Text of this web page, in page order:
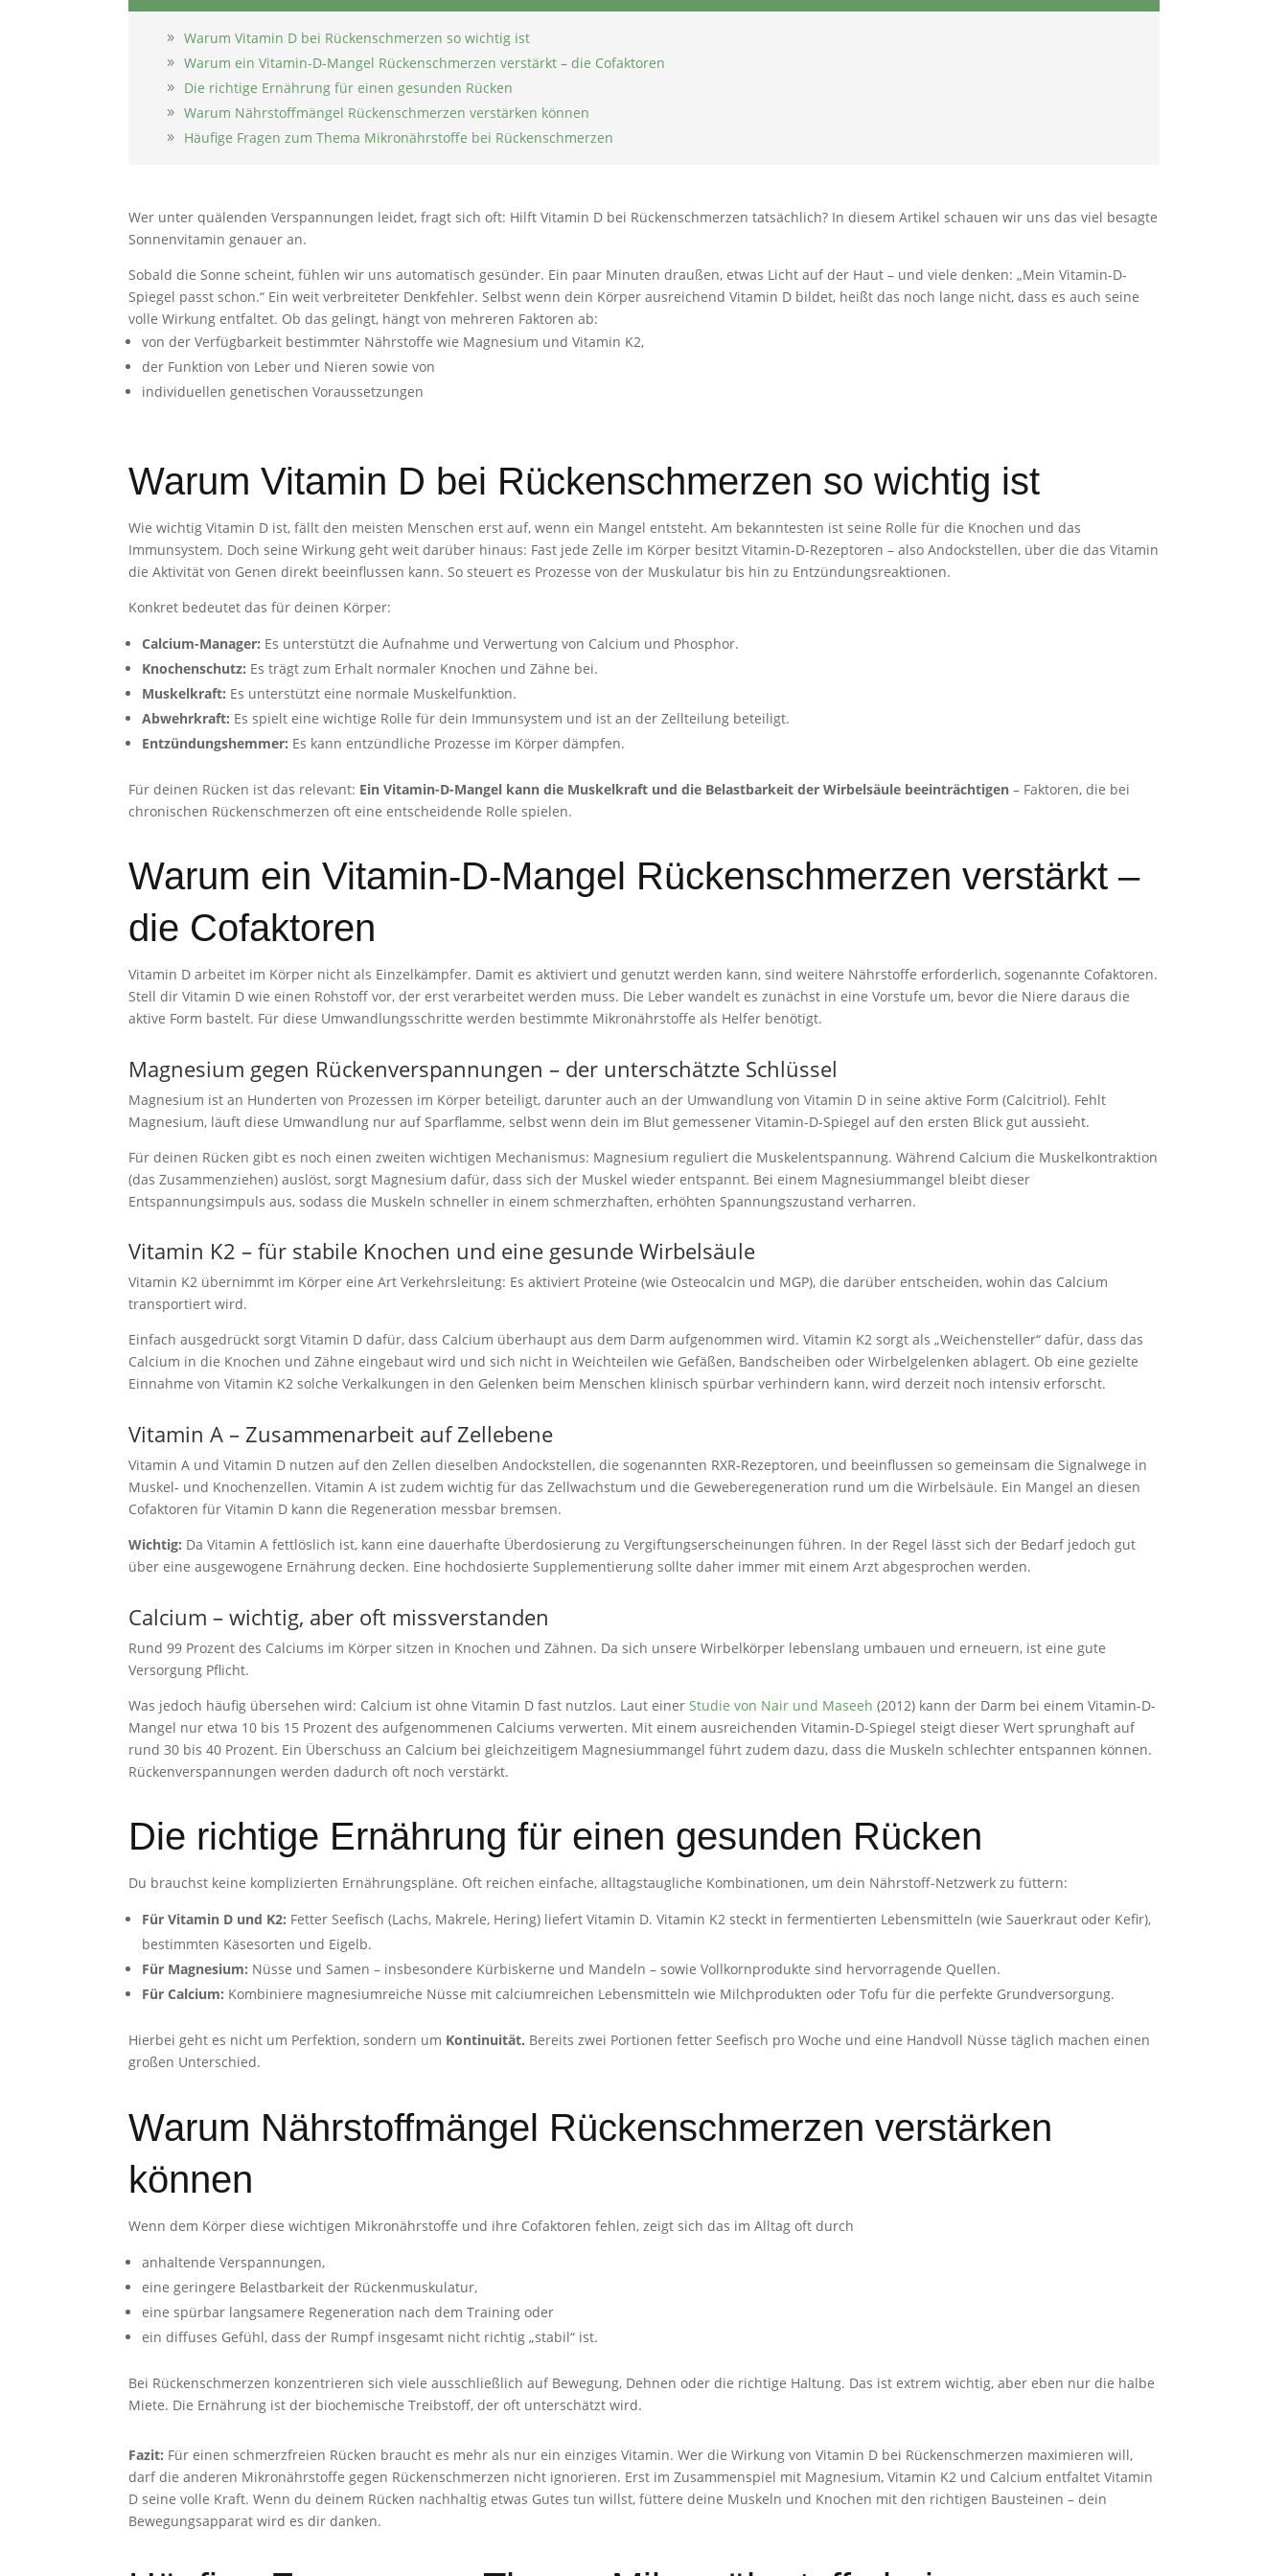
Warum Vitamin D bei Rückenschmerzen so wichtig ist
Warum ein Vitamin-D-Mangel Rückenschmerzen verstärkt – die Cofaktoren
Die richtige Ernährung für einen gesunden Rücken
Warum Nährstoffmängel Rückenschmerzen verstärken können
Häufige Fragen zum Thema Mikronährstoffe bei Rückenschmerzen
Wer unter quälenden Verspannungen leidet, fragt sich oft: Hilft Vitamin D bei Rückenschmerzen tatsächlich? In diesem Artikel schauen wir uns das viel besagte
Sonnenvitamin genauer an.
Sobald die Sonne scheint, fühlen wir uns automatisch gesünder. Ein paar Minuten draußen, etwas Licht auf der Haut – und viele denken: „Mein Vitamin-D-
Spiegel passt schon.“ Ein weit verbreiteter Denkfehler. Selbst wenn dein Körper ausreichend Vitamin D bildet, heißt das noch lange nicht, dass es auch seine
volle Wirkung entfaltet. Ob das gelingt, hängt von mehreren Faktoren ab:
von der Verfügbarkeit bestimmter Nährstoffe wie Magnesium und Vitamin K2,
der Funktion von Leber und Nieren sowie von
individuellen genetischen Voraussetzungen
Warum Vitamin D bei Rückenschmerzen so wichtig ist
Wie wichtig Vitamin D ist, fällt den meisten Menschen erst auf, wenn ein Mangel entsteht. Am bekanntesten ist seine Rolle für die Knochen und das
Immunsystem. Doch seine Wirkung geht weit darüber hinaus: Fast jede Zelle im Körper besitzt Vitamin-D-Rezeptoren – also Andockstellen, über die das Vitamin
die Aktivität von Genen direkt beeinflussen kann. So steuert es Prozesse von der Muskulatur bis hin zu Entzündungsreaktionen.
Konkret bedeutet das für deinen Körper:
Calcium-Manager: Es unterstützt die Aufnahme und Verwertung von Calcium und Phosphor.
Knochenschutz: Es trägt zum Erhalt normaler Knochen und Zähne bei.
Muskelkraft: Es unterstützt eine normale Muskelfunktion.
Abwehrkraft: Es spielt eine wichtige Rolle für dein Immunsystem und ist an der Zellteilung beteiligt.
Entzündungshemmer: Es kann entzündliche Prozesse im Körper dämpfen.
Für deinen Rücken ist das relevant: Ein Vitamin-D-Mangel kann die Muskelkraft und die Belastbarkeit der Wirbelsäule beeinträchtigen – Faktoren, die bei
chronischen Rückenschmerzen oft eine entscheidende Rolle spielen.
Warum ein Vitamin-D-Mangel Rückenschmerzen verstärkt –
die Cofaktoren
Vitamin D arbeitet im Körper nicht als Einzelkämpfer. Damit es aktiviert und genutzt werden kann, sind weitere Nährstoffe erforderlich, sogenannte Cofaktoren.
Stell dir Vitamin D wie einen Rohstoff vor, der erst verarbeitet werden muss. Die Leber wandelt es zunächst in eine Vorstufe um, bevor die Niere daraus die
aktive Form bastelt. Für diese Umwandlungsschritte werden bestimmte Mikronährstoffe als Helfer benötigt.
Magnesium gegen Rückenverspannungen – der unterschätzte Schlüssel
Magnesium ist an Hunderten von Prozessen im Körper beteiligt, darunter auch an der Umwandlung von Vitamin D in seine aktive Form (Calcitriol). Fehlt
Magnesium, läuft diese Umwandlung nur auf Sparflamme, selbst wenn dein im Blut gemessener Vitamin-D-Spiegel auf den ersten Blick gut aussieht.
Für deinen Rücken gibt es noch einen zweiten wichtigen Mechanismus: Magnesium reguliert die Muskelentspannung. Während Calcium die Muskelkontraktion
(das Zusammenziehen) auslöst, sorgt Magnesium dafür, dass sich der Muskel wieder entspannt. Bei einem Magnesiummangel bleibt dieser
Entspannungsimpuls aus, sodass die Muskeln schneller in einem schmerzhaften, erhöhten Spannungszustand verharren.
Vitamin K2 – für stabile Knochen und eine gesunde Wirbelsäule
Vitamin K2 übernimmt im Körper eine Art Verkehrsleitung: Es aktiviert Proteine (wie Osteocalcin und MGP), die darüber entscheiden, wohin das Calcium
transportiert wird.
Einfach ausgedrückt sorgt Vitamin D dafür, dass Calcium überhaupt aus dem Darm aufgenommen wird. Vitamin K2 sorgt als „Weichensteller“ dafür, dass das
Calcium in die Knochen und Zähne eingebaut wird und sich nicht in Weichteilen wie Gefäßen, Bandscheiben oder Wirbelgelenken ablagert. Ob eine gezielte
Einnahme von Vitamin K2 solche Verkalkungen in den Gelenken beim Menschen klinisch spürbar verhindern kann, wird derzeit noch intensiv erforscht.
Vitamin A – Zusammenarbeit auf Zellebene
Vitamin A und Vitamin D nutzen auf den Zellen dieselben Andockstellen, die sogenannten RXR-Rezeptoren, und beeinflussen so gemeinsam die Signalwege in
Muskel- und Knochenzellen. Vitamin A ist zudem wichtig für das Zellwachstum und die Geweberegeneration rund um die Wirbelsäule. Ein Mangel an diesen
Cofaktoren für Vitamin D kann die Regeneration messbar bremsen.
Wichtig: Da Vitamin A fettlöslich ist, kann eine dauerhafte Überdosierung zu Vergiftungserscheinungen führen. In der Regel lässt sich der Bedarf jedoch gut
über eine ausgewogene Ernährung decken. Eine hochdosierte Supplementierung sollte daher immer mit einem Arzt abgesprochen werden.
Calcium – wichtig, aber oft missverstanden
Rund 99 Prozent des Calciums im Körper sitzen in Knochen und Zähnen. Da sich unsere Wirbelkörper lebenslang umbauen und erneuern, ist eine gute
Versorgung Pflicht.
Was jedoch häufig übersehen wird: Calcium ist ohne Vitamin D fast nutzlos. Laut einer Studie von Nair und Maseeh (2012) kann der Darm bei einem Vitamin-D-
Mangel nur etwa 10 bis 15 Prozent des aufgenommenen Calciums verwerten. Mit einem ausreichenden Vitamin-D-Spiegel steigt dieser Wert sprunghaft auf
rund 30 bis 40 Prozent. Ein Überschuss an Calcium bei gleichzeitigem Magnesiummangel führt zudem dazu, dass die Muskeln schlechter entspannen können.
Rückenverspannungen werden dadurch oft noch verstärkt.
Die richtige Ernährung für einen gesunden Rücken
Du brauchst keine komplizierten Ernährungspläne. Oft reichen einfache, alltagstaugliche Kombinationen, um dein Nährstoff-Netzwerk zu füttern:
Für Vitamin D und K2: Fetter Seefisch (Lachs, Makrele, Hering) liefert Vitamin D. Vitamin K2 steckt in fermentierten Lebensmitteln (wie Sauerkraut oder Kefir),
bestimmten Käsesorten und Eigelb.
Für Magnesium: Nüsse und Samen – insbesondere Kürbiskerne und Mandeln – sowie Vollkornprodukte sind hervorragende Quellen.
Für Calcium: Kombiniere magnesiumreiche Nüsse mit calciumreichen Lebensmitteln wie Milchprodukten oder Tofu für die perfekte Grundversorgung.
Hierbei geht es nicht um Perfektion, sondern um Kontinuität. Bereits zwei Portionen fetter Seefisch pro Woche und eine Handvoll Nüsse täglich machen einen
großen Unterschied.
Warum Nährstoffmängel Rückenschmerzen verstärken
können
Wenn dem Körper diese wichtigen Mikronährstoffe und ihre Cofaktoren fehlen, zeigt sich das im Alltag oft durch
anhaltende Verspannungen,
eine geringere Belastbarkeit der Rückenmuskulatur,
eine spürbar langsamere Regeneration nach dem Training oder
ein diffuses Gefühl, dass der Rumpf insgesamt nicht richtig „stabil“ ist.
Bei Rückenschmerzen konzentrieren sich viele ausschließlich auf Bewegung, Dehnen oder die richtige Haltung. Das ist extrem wichtig, aber eben nur die halbe
Miete. Die Ernährung ist der biochemische Treibstoff, der oft unterschätzt wird.
Fazit: Für einen schmerzfreien Rücken braucht es mehr als nur ein einziges Vitamin. Wer die Wirkung von Vitamin D bei Rückenschmerzen maximieren will,
darf die anderen Mikronährstoffe gegen Rückenschmerzen nicht ignorieren. Erst im Zusammenspiel mit Magnesium, Vitamin K2 und Calcium entfaltet Vitamin
D seine volle Kraft. Wenn du deinem Rücken nachhaltig etwas Gutes tun willst, füttere deine Muskeln und Knochen mit den richtigen Bausteinen – dein
Bewegungsapparat wird es dir danken.